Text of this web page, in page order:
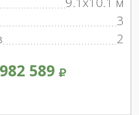
3
2
589